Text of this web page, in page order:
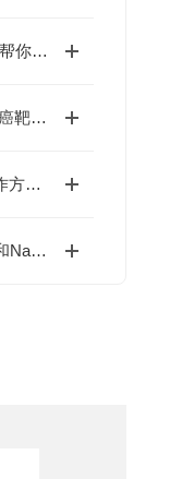
动物注射总失败？一篇帮你搞定所有难题！
FRα抗体如何指导卵巢癌靶向治疗决策？
T细胞激活试剂盒的操作方法与注意事项
肿瘤病理靶点：MLH1和NaPi2b/SLC34A2解析